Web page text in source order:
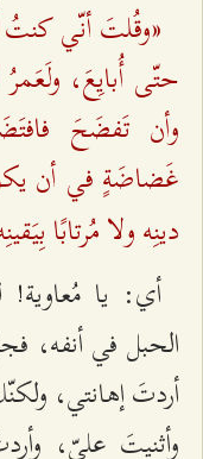
«وقُلتَ أنّي
حتّى أُبايِعَ،
وأن تَفضَحَ
غَضاضَةٍ في أن
دينِه ولا مُرتابًا
أي: يا
الحبل في أنفه،
أردتَ إهانتي،
وأثنيتَ عليّ،